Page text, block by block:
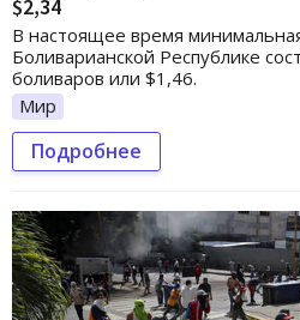
$2,34
В настоящее время
Боливарианской Республике
боливаров или $1,46.
Мир
Подробнее